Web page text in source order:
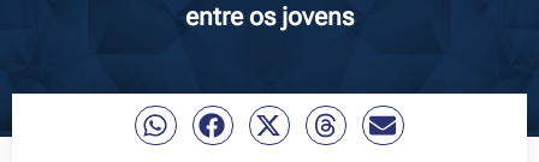
entre os jovens